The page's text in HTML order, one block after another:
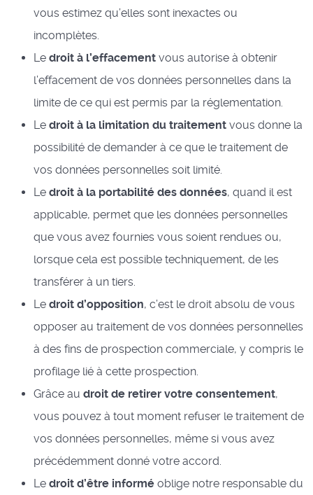
vous estimez qu’elles sont inexactes ou
incomplètes.
Le droit à l’effacement vous autorise à obtenir
l’effacement de vos données personnelles dans la
limite de ce qui est permis par la réglementation.
Le droit à la limitation du traitement vous donne la
possibilité de demander à ce que le traitement de
vos données personnelles soit limité.
Le droit à la portabilité des données, quand il est
applicable, permet que les données personnelles
que vous avez fournies vous soient rendues ou,
lorsque cela est possible techniquement, de les
transférer à un tiers.
Le droit d’opposition, c’est le droit absolu de vous
opposer au traitement de vos données personnelles
à des fins de prospection commerciale, y compris le
profilage lié à cette prospection.
Grâce au droit de retirer votre consentement,
vous pouvez à tout moment refuser le traitement de
vos données personnelles, même si vous avez
précédemment donné votre accord.
Le droit d’être informé oblige notre responsable du